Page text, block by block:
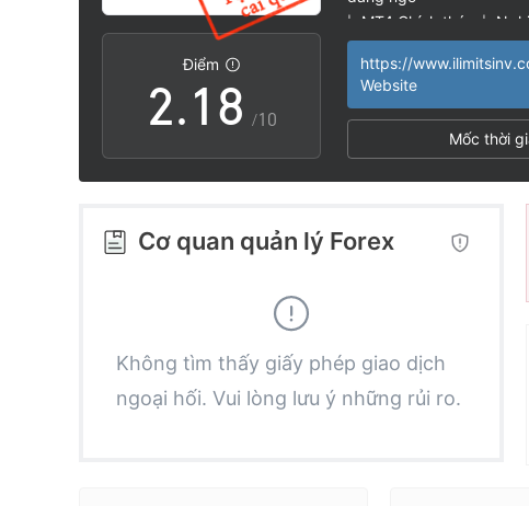
Điểm
1
2
3
4
6
7
.
0
1
2
3
5
6
7
8
9
/10
| MT4 Chính thức |
|
https://
Website
Mốc thời
Cơ quan quản lý Forex
Không tìm thấy giấy phép giao dịch
ngoại hối. Vui lòng lưu ý những rủi ro.